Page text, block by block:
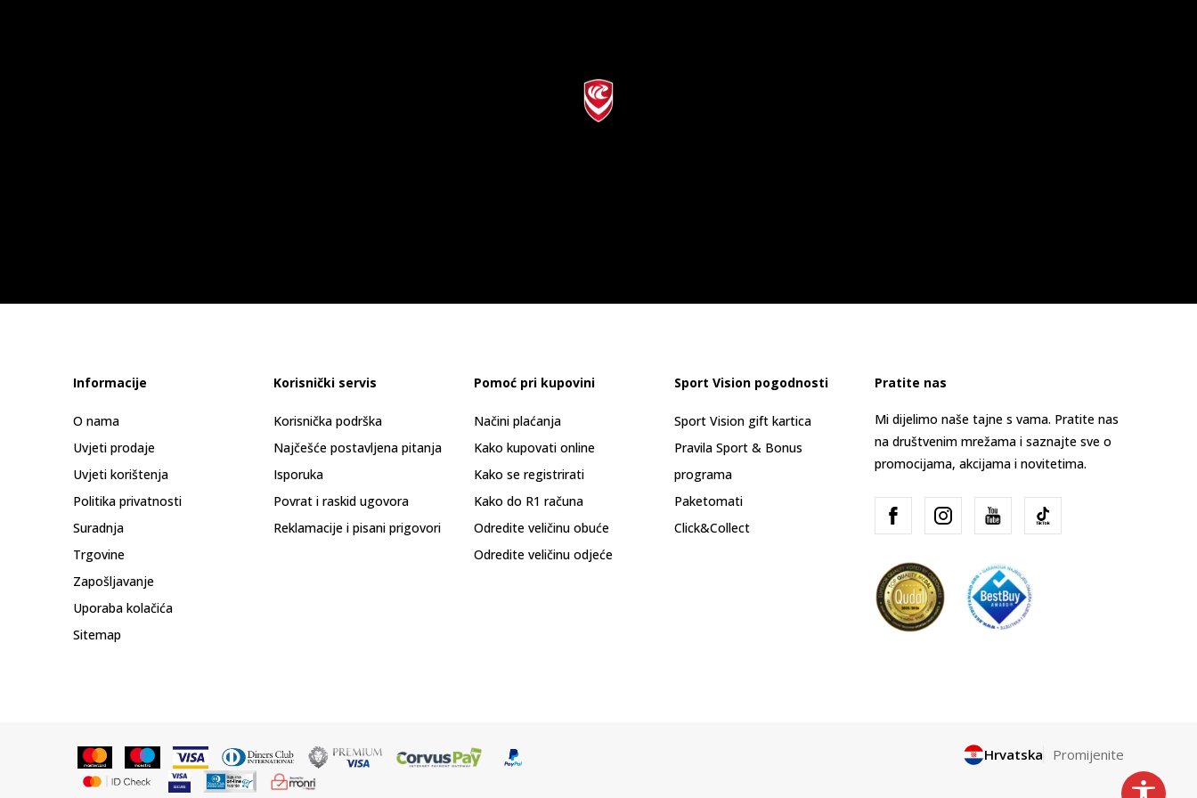
Informacije
O nama
Uvjeti prodaje
Uvjeti korištenja
Politika privatnosti
Suradnja
Trgovine
Zapošljavanje
Uporaba kolačića
Sitemap
Korisnički servis
Korisnička podrška
Najčešće postavljena pitanja
Isporuka
Povrat i raskid ugovora
Reklamacije i pisani prigovori
Pomoć pri kupovini
Načini plaćanja
Kako kupovati online
Kako se registrirati
Kako do R1 računa
Odredite veličinu obuće
Odredite veličinu odjeće
Sport Vision pogodnosti
Sport Vision gift kartica
Pravila Sport & Bonus
programa
Paketomati
Click&Collect
Pratite nas
Mi dijelimo naše tajne s vama. Pratite nas
na društvenim mrežama i saznajte sve o
promocijama, akcijama i novitetima.
Hrvatska Promijenite